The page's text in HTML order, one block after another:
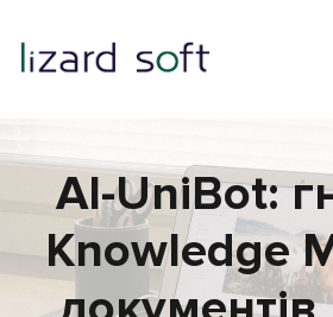
AI-UniBot:
Knowledge